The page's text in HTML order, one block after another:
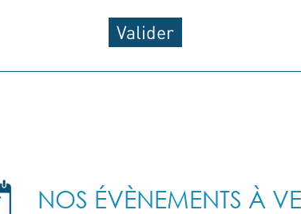
NOS ÉVÈNEMENTS À